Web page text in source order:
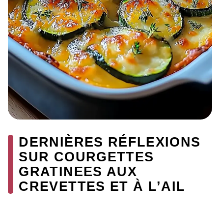
DERNIÈRES RÉFLEXIONS
SUR COURGETTES
GRATINEES AUX
CREVETTES ET À L’AIL